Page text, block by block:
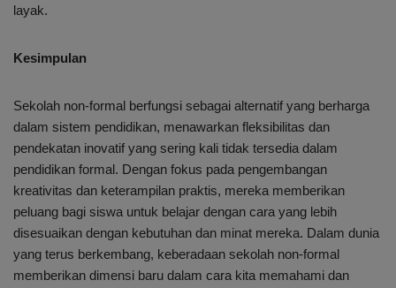
layak.
Kesimpulan
Sekolah non-formal berfungsi sebagai alternatif yang berharga
dalam sistem pendidikan, menawarkan fleksibilitas dan
pendekatan inovatif yang sering kali tidak tersedia dalam
pendidikan formal. Dengan fokus pada pengembangan
kreativitas dan keterampilan praktis, mereka memberikan
peluang bagi siswa untuk belajar dengan cara yang lebih
disesuaikan dengan kebutuhan dan minat mereka. Dalam dunia
yang terus berkembang, keberadaan sekolah non-formal
memberikan dimensi baru dalam cara kita memahami dan